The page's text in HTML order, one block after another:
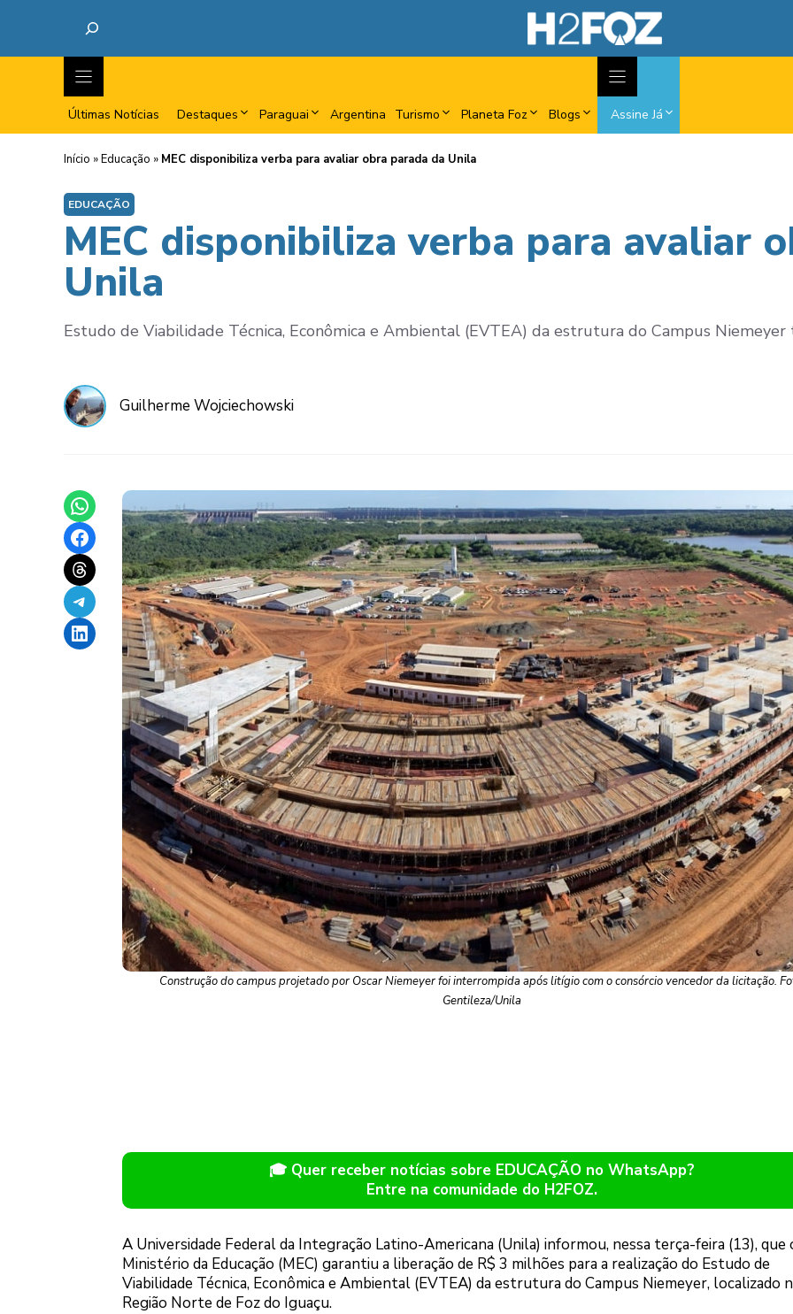
Últimas Notícias Destaques Paraguai Argentina Turismo Planeta Foz Blogs Assine Já
Início »Educação » MEC disponibiliza verba para avaliar obra parada da Unila
EDUCAÇÃO
MEC disponibiliza verba para avaliar
Unila
Estudo de Viabilidade Técnica, Econômica e Ambiental (EVTEA) da estrutura do Campus
Guilherme Wojciechowski
Share on WhatsApp
Share on Facebook
Share on Threads
Share on Telegram
Share on LinkedIn
Construção do campus projetado por Oscar Niemeyer foi interrompida após litígio com o consórcio vencedor da licitação.
Gentileza/Unila
🎓 Quer receber notícias sobre EDUCAÇÃO no WhatsApp?
Entre na comunidade do H2FOZ.
A Universidade Federal da Integração Latino-Americana (Unila) informou, nessa terça-feira (13), que
Ministério da Educação (MEC) garantiu a liberação de R$ 3 milhões para a realização do Estudo de
Viabilidade Técnica, Econômica e Ambiental (EVTEA) da estrutura do Campus Niemeyer, localizado
Região Norte de Foz do Iguaçu.